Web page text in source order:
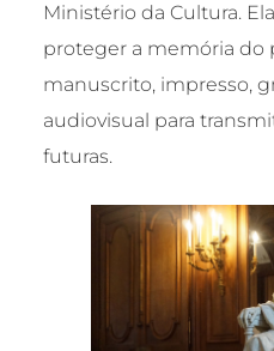
Ministério da Cultura.
proteger a memória do
manuscrito, impresso,
audiovisual para
futuras.